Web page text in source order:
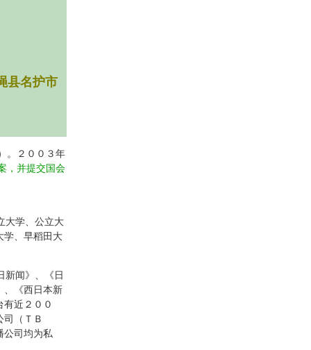
县名护市
。２００３年
，并提交国会
大学、公立大
学、早稻田大
新闻》、《日
、《西日本新
近２００
（ＴＢ
公司均为私